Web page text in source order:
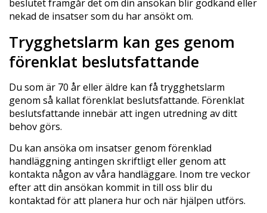
beslutet framgår det om din ansökan blir godkänd eller
nekad de insatser som du har ansökt om.
Trygghetslarm kan ges genom
förenklat beslutsfattande
Du som är 70 år eller äldre kan få trygghetslarm
genom så kallat förenklat beslutsfattande. Förenklat
beslutsfattande innebär att ingen utredning av ditt
behov görs.
Du kan ansöka om insatser genom förenklad
handläggning antingen skriftligt eller genom att
kontakta någon av våra handläggare. Inom tre veckor
efter att din ansökan kommit in till oss blir du
kontaktad för att planera hur och när hjälpen utförs.